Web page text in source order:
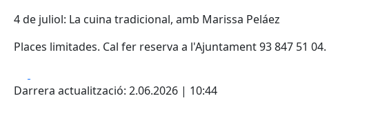
4 de juliol: La cuina tradicional, amb Marissa Peláez
Places limitades. Cal fer reserva a l'Ajuntament 93 847 51 04.
Darrera actualització: 2.06.2026 | 10:44